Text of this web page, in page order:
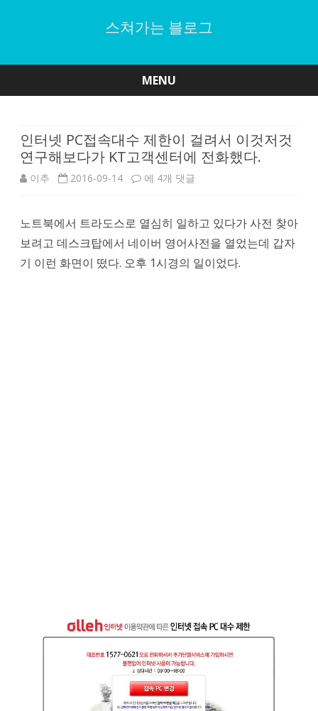
스쳐가는 블로그
MENU
인터넷 PC접속대수 제한이 걸려서 이것저것
연구해보다가 KT고객센터에 전화했다.
이추 2016-09-14
인
넷
PC
연
구
해
보
에 4개 댓글
노트북에서 트라도스로 열심히 일하고 있다가 사전 찾아
보려고 데스크탑에서 네이버 영어사전을 열었는데 갑자
기 이런 화면이 떴다. 오후 1시경의 일이었다.